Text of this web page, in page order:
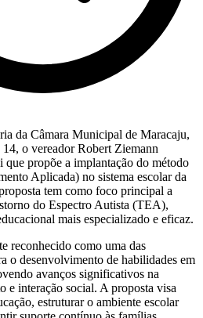
da Câmara Municipal de Maracaju,
o vereador Robert Ziemann
que propõe a implantação do método
Aplicada) no sistema escolar da
tem como foco principal a
do Espectro Autista (TEA),
mais especializado e eficaz.
reconhecido como uma das
o desenvolvimento de habilidades em
avanços significativos na
e interação social. A proposta visa
estruturar o ambiente escolar